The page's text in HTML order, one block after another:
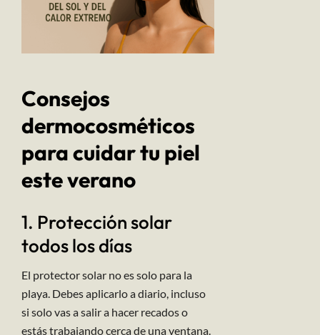
Consejos
dermocosméticos
para cuidar tu piel
este verano
1. Protección solar
todos los días
El protector solar no es solo para la
playa. Debes aplicarlo a diario, incluso
si solo vas a salir a hacer recados o
estás trabajando cerca de una ventana.